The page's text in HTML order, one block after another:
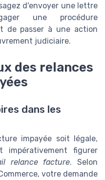
d'envoyer une lettre
une procédure
de passer à une action
judiciaire.
des relances
dans les
impayée soit légale,
impérativement figurer
relance facture. Selon
votre demande